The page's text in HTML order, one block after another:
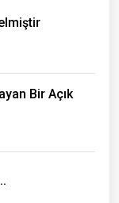
Bir Açık